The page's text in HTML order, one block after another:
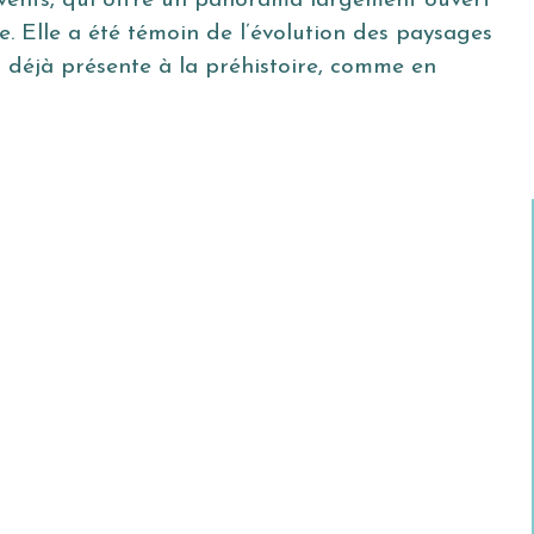
Elle a été témoin de l’évolution des paysages
présente à la préhistoire, comme en